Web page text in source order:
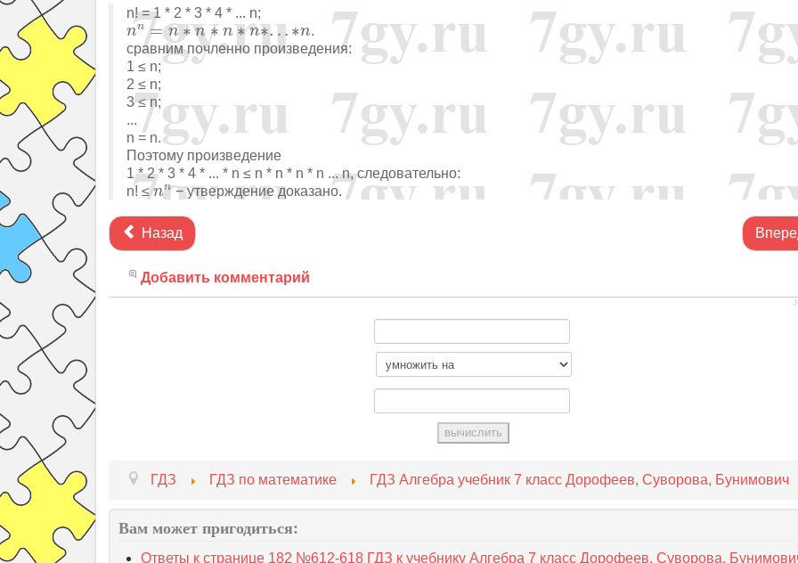
n! = 1 * 2 * 3 * 4 * ... n;
nn = n ∗ n ∗ n ∗ n∗. .. ∗n
nn=n∗n∗ n∗n∗...∗n
.
сравним почленно произведения:
1 ≤ n;
2 ≤ n;
3 ≤ n;
...
n = n.
Поэтому произведение
1 * 2 * 3 * 4 * ... * n ≤ n * n * n * n ... n, следовательно:
n! ≤nn
nn− утверждение доказано.
Назад
Добавить комментарий
ГДЗ ГДЗ по математике ГДЗ Алгебра учебник 7 класс Дорофеев, Суворова, Бунимович
Вам может пригодиться:
Ответы к странице 182 №612-618 ГДЗ к учебнику Алгебра 7 класс Дорофеев, Суворова,